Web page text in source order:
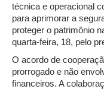
técnica e operacional
para aprimorar a
proteger o patrimônio
quarta-feira, 18, pelo
O acordo de
prorrogado e não
financeiros. A